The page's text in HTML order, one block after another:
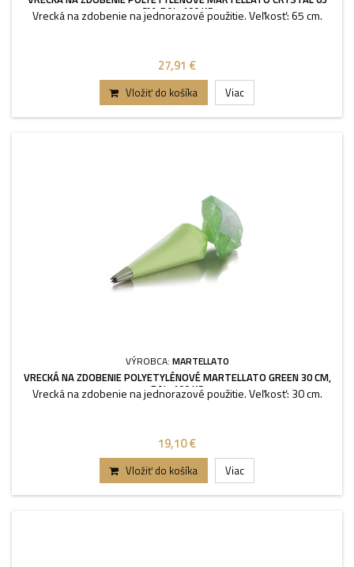
CM, BAL. 100 KS
Vrecká na zdobenie na jednorazové použitie. Veľkosť: 65 cm.
27,91 €
Vložiť do košíka Viac
VÝROBCA: MARTELLATO
VRECKÁ NA ZDOBENIE POLYETYLÉNOVÉ MARTELLATO GREEN 30 CM,
BAL. 100 KS
Vrecká na zdobenie na jednorazové použitie. Veľkosť: 30 cm.
19,10 €
Vložiť do košíka Viac